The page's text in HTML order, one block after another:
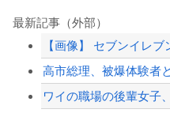
最新記事（外部）
【画像】 セブンイレ